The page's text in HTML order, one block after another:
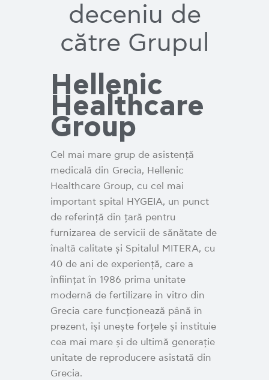
deceniu de
către Grupul
Hellenic
Healthcare
Group
Cel mai mare grup de asistență
medicală din Grecia, Hellenic
Healthcare Group, cu cel mai
important spital HYGEIA, un punct
de referință din țară pentru
furnizarea de servicii de sănătate de
înaltă calitate și Spitalul MITERA, cu
40 de ani de experiență, care a
înființat în 1986 prima unitate
modernă de fertilizare in vitro din
Grecia care funcționează până în
prezent, își unește forțele și instituie
cea mai mare și de ultimă generație
unitate de reproducere asistată din
Grecia.